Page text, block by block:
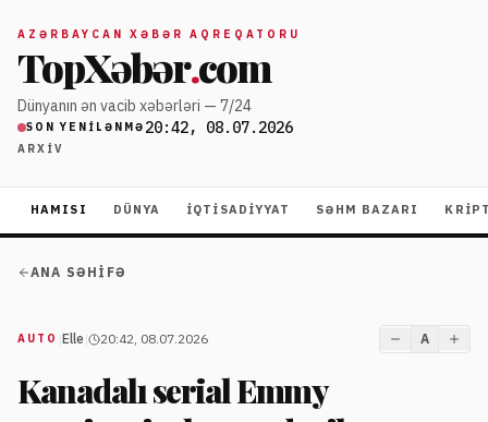
AZƏRBAYCAN XƏBƏR AQREQATORU
TopXəbər.com
Dünyanın ən vacib xəbərləri — 7/24
SON YENILƏNMƏ 20:42, 08.07.2026
ARXIV
HAMISI DÜNYA İQTISADIYYAT SƏHM BAZARI
ANA SƏHIFƏ
AUTO Elle 20:42, 08.07.2026 A
Kanadalı serial Emmy